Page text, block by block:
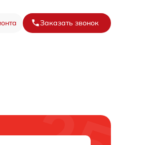
Заказать звонок